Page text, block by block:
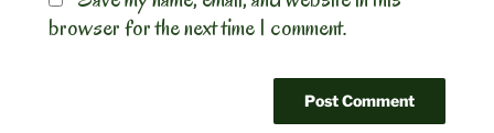
browser for the next time I comment.